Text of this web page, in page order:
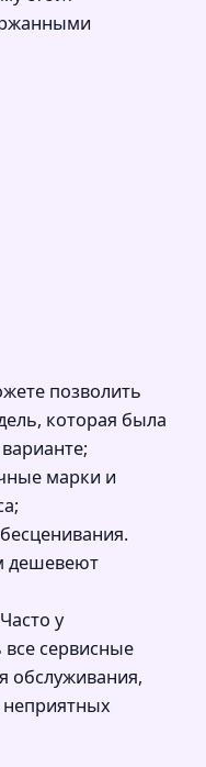
позволить
которая была
марки и
дешевеют
у
сервисные
обслуживания,
неприятных